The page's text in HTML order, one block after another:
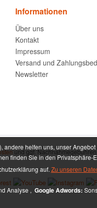
Informationen
Über uns
Kontakt
Impressum
Versand und
Newsletter
und ggf.
helfen uns, unser
finden Sie in den
auf. Zu unseren
Analyse , Google Adwords: